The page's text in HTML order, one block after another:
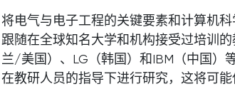
将电气与电子工程的关键要素和计算机
跟随在全球知名大学和机构接受过培训
兰/美国）、LG（韩国）和IBM（中国）
在教研人员的指导下进行研究，这将可